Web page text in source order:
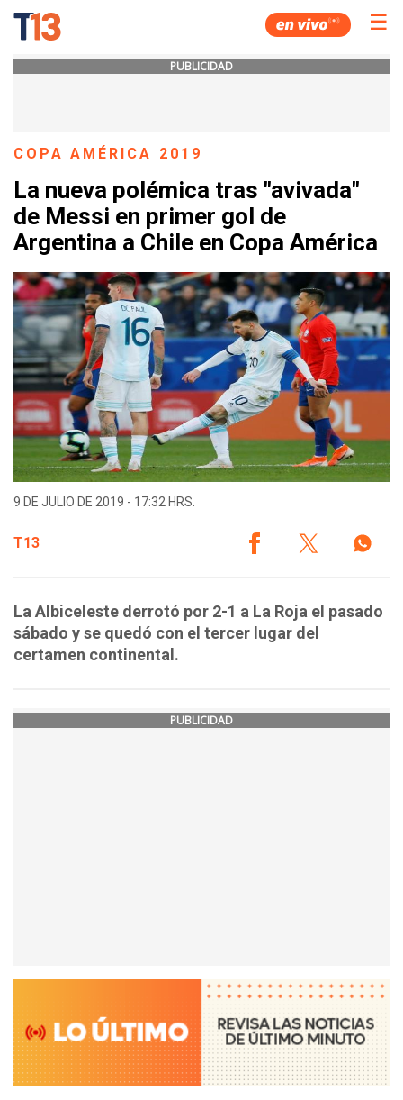
☰
PUBLICIDAD
COPA AMÉRICA 2019
La nueva polémica tras "avivada"
de Messi en primer gol de
Argentina a Chile en Copa América
9 DE JULIO DE 2019 - 17:32 HRS.
T13
La Albiceleste derrotó por 2-1 a La Roja el pasado
sábado y se quedó con el tercer lugar del
certamen continental.
PUBLICIDAD